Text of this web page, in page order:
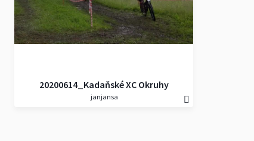
20200614_Kadaňské XC Okruhy
2020 - Tomáš Kohoutek
janjansa